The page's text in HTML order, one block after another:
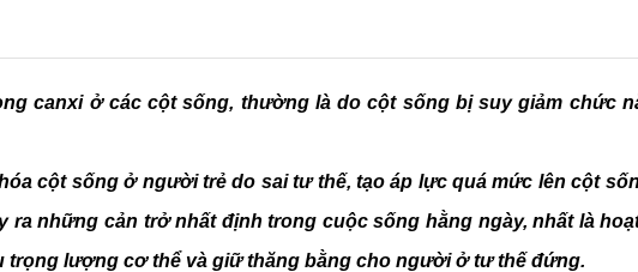
canxi ở các cột sống, thường là do cột sống bị suy giảm chức
cột sống ở người trẻ do sai tư thế, tạo áp lực quá mức lên cột
ra những cản trở nhất định trong cuộc sống hằng ngày, nhất là
trọng lượng cơ thể và giữ thăng bằng cho người ở tư thế đứng.